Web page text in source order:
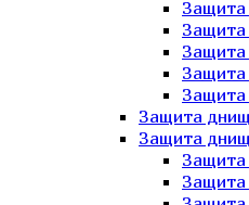
Защита
Защита
Защита
Защита
Защита
Защита
Защита